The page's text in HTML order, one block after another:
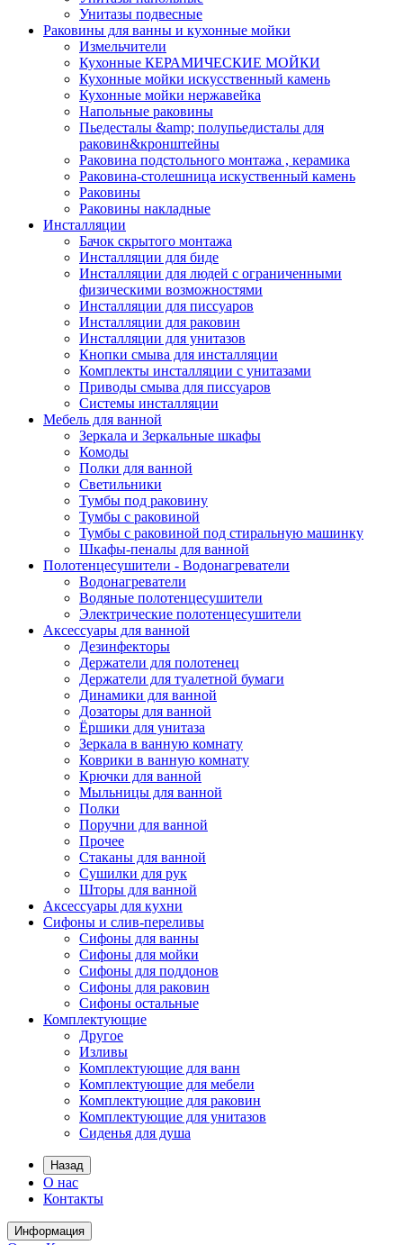
Унитазы подвесные
Раковины для ванны и кухонные мойки
Измельчители
Кухонные КЕРАМИЧЕСКИЕ МОЙКИ
Кухонные мойки искусственный камень
Кухонные мойки нержавейка
Напольные раковины
Пьедесталы &amp; полупьедисталы для
раковин&кронштейны
Раковина подстольного монтажа , керамика
Раковина-столешница искуственный камень
Раковины
Раковины накладные
Инсталляции
Бачок скрытого монтажа
Инсталляции для биде
Инсталляции для людей с ограниченными
физическими возможностями
Инсталляции для писсуаров
Инсталляции для раковин
Инсталляции для унитазов
Кнопки смыва для инсталляции
Комплекты инсталляции с унитазами
Приводы смыва для писсуаров
Системы инсталляции
Мебель для ванной
Зеркала и Зеркальные шкафы
Комоды
Полки для ванной
Светильники
Тумбы под раковину
Тумбы с раковиной
Тумбы с раковиной под стиральную машинку
Шкафы-пеналы для ванной
Полотенцесушители - Водонагреватели
Водонагреватели
Водяные полотенцесушители
Электрические полотенцесушители
Аксессуары для ванной
Дезинфекторы
Держатели для полотенец
Держатели для туалетной бумаги
Динамики для ванной
Дозаторы для ванной
Ёршики для унитаза
Зеркала в ванную комнату
Коврики в ванную комнату
Крючки для ванной
Мыльницы для ванной
Полки
Поручни для ванной
Прочее
Стаканы для ванной
Сушилки для рук
Шторы для ванной
Аксессуары для кухни
Сифоны и слив-переливы
Сифоны для ванны
Сифоны для мойки
Сифоны для поддонов
Сифоны для раковин
Сифоны остальные
Комплектующие
Другое
Изливы
Комплектующие для ванн
Комплектующие для мебели
Комплектующие для раковин
Комплектующие для унитазов
Сиденья для душа
Назад
О нас
Контакты
Информация